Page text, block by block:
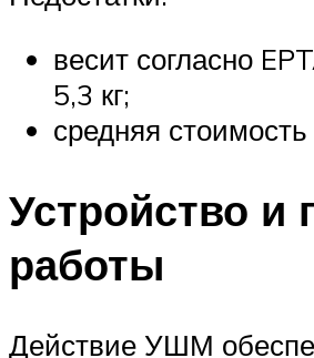
весит согласно
5,3 кг;
средняя
Устройство и
работы
Действие УШМ